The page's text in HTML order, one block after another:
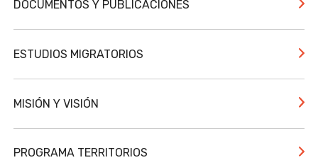
DOCUMENTOS Y PUBLICACIONES
ESTUDIOS MIGRATORIOS
MISIÓN Y VISIÓN
PROGRAMA TERRITORIOS